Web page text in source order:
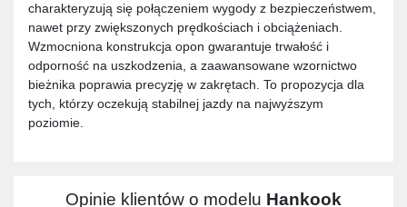
charakteryzują się połączeniem wygody z bezpieczeństwem,
nawet przy zwiększonych prędkościach i obciążeniach.
Wzmocniona konstrukcja opon gwarantuje trwałość i
odporność na uszkodzenia, a zaawansowane wzornictwo
bieżnika poprawia precyzję w zakrętach. To propozycja dla
tych, którzy oczekują stabilnej jazdy na najwyższym
poziomie.
Opinie klientów o modelu Hankook